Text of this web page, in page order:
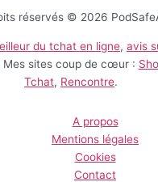
réservés © 2026
du tchat en ligne, avis
Mes sites coup de cœur :
Tchat, Rencontre.
A propos
Mentions légales
Cookies
Contact